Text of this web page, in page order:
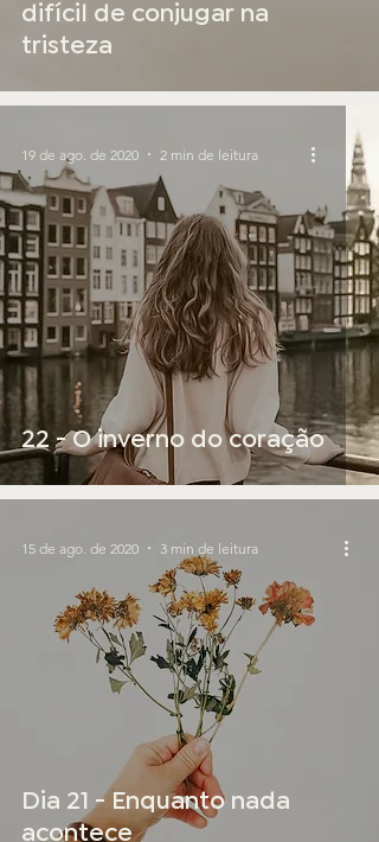
difícil de conjugar na
tristeza
22 - O inverno do coração
19 de ago. de 2020 2 min de leitura
Dia 21 - Enquanto nada
acontece
15 de ago. de 2020 3 min de leitura